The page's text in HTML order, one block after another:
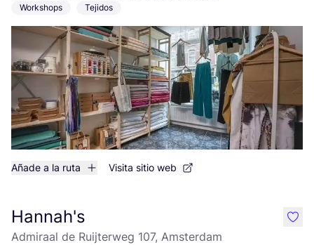
Workshops Tejidos
Añade a la ruta Visita sitio web
Hannah's
Admiraal de Ruijterweg 107, Amsterdam
like